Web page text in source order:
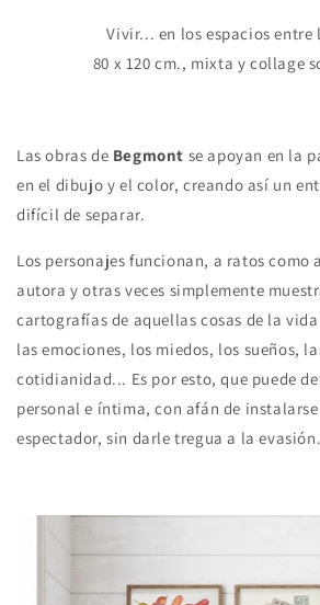
Vivir... en los espacios entre
80 x 120 cm., mixta y collage
Las obras de Begmont se apoyan en la
en el dibujo y el color, creando así un
difícil de separar.
Los personajes funcionan, a ratos como
autora y otras veces simplemente
cartografías de aquellas cosas de la
las emociones, los miedos, los sueños,
cotidianidad... Es por esto, que puede
personal e íntima, con afán de
espectador, sin darle tregua a la evasión.